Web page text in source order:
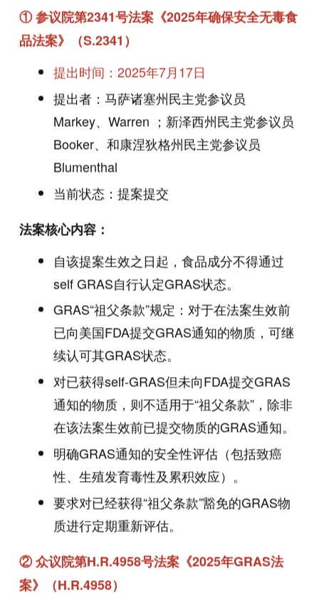
① 参议院第2341号法案《2025年确保安全无毒食
品法案》（S.2341）
提出时间：2025年7月17日
提出者：马萨诸塞州民主党参议员
Markey、Warren ；新泽西州民主党参议员
Booker、和康涅狄格州民主党参议员
Blumenthal
当前状态：提案提交
法案核心内容：
自该提案生效之日起，食品成分不得通过
self GRAS自行认定GRAS状态。
GRAS“祖父条款”规定：对于在法案生效前
已向美国FDA提交GRAS通知的物质，可继
续认可其GRAS状态。
对已获得self-GRAS但未向FDA提交GRAS
通知的物质，则不适用于“祖父条款”，除非
在该法案生效前已提交物质的GRAS通知。
明确GRAS通知的安全性评估（包括致癌
性、生殖发育毒性及累积效应）。
要求对已经获得“祖父条款”豁免的GRAS物
质进行定期重新评估。
② 众议院第H.R.4958号法案《2025年GRAS法
案》（H.R.4958）